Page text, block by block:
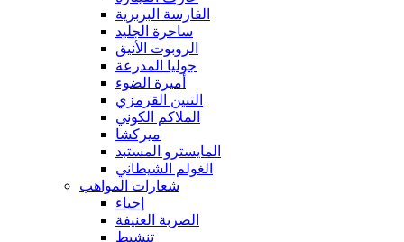
الفارسة البربرية
ساحرة الجليد
الروبوت الأنيق
جوليا المدرعة
أميرة الضوء
التنين القرمزي
الملاكم الكوني
ميركشا
المايسترو المستبد
الغولم الشيطاني
شعارات المواهب
إحياء
الضربة العنيفة
تنشيط